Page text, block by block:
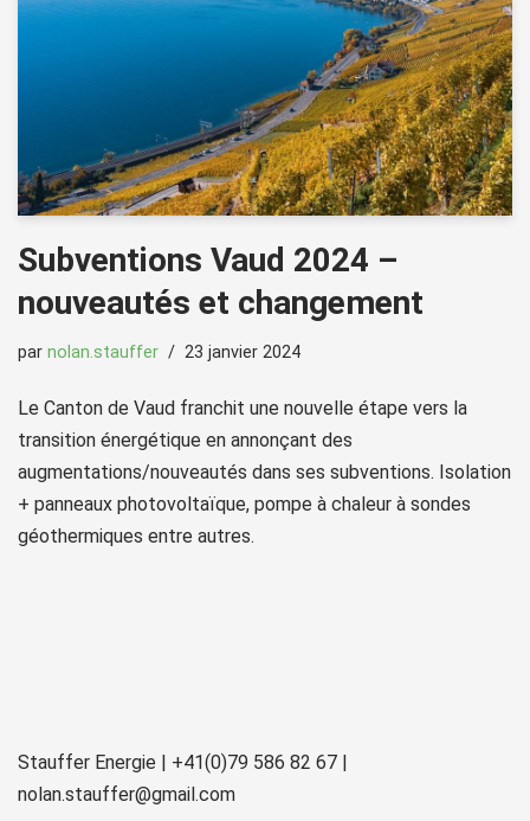
Subventions Vaud 2024 –
nouveautés et changement
par nolan.stauffer 23 janvier 2024
Le Canton de Vaud franchit une nouvelle étape vers la
transition énergétique en annonçant des
augmentations/nouveautés dans ses subventions. Isolation
+ panneaux photovoltaïque, pompe à chaleur à sondes
géothermiques entre autres.
Stauffer Energie | +41(0)79 586 82 67 |
nolan.stauffer@gmail.com